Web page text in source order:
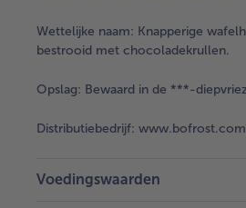
Wettelijke naam: Knapperige
bestrooid met chocoladekrullen.
Opslag: Bewaard in de ***-
Distributiebedrijf: www.bofrost.com
Voedingswaarden